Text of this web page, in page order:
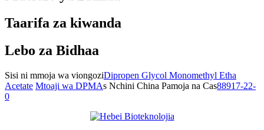
Taarifa za kiwanda
Lebo za Bidhaa
Sisi ni mmoja wa viongoziDipropen Glycol Monomethyl Etha
Acetate Mtoaji wa DPMAs Nchini China Pamoja na Cas88917-22-
0